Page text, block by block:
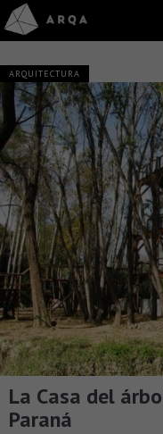
ARQUITECTURA
La Casa del
Paraná